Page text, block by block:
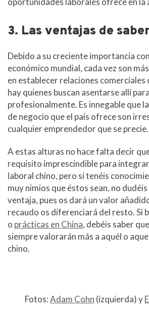
3. Las ventajas de
Debido a su creciente importancia
económico mundial, cada vez son
en establecer relaciones comerciales
hay quienes buscan asentarse allí
profesionalmente. Es innegable que
de negocio que el país ofrece son
cualquier emprendedor que se precie.
A estas alturas no hace falta decir
requisito imprescindible para
laboral chino, pero si tenéis
muy nimios que éstos sean, no
ventaja, pues os dará un valor
recaudo os diferenciará del resto. Si
o prácticas en China, debéis saber
siempre valorarán más a aquél o
chino.
Fotos:Adam Cohn (izquierda) y